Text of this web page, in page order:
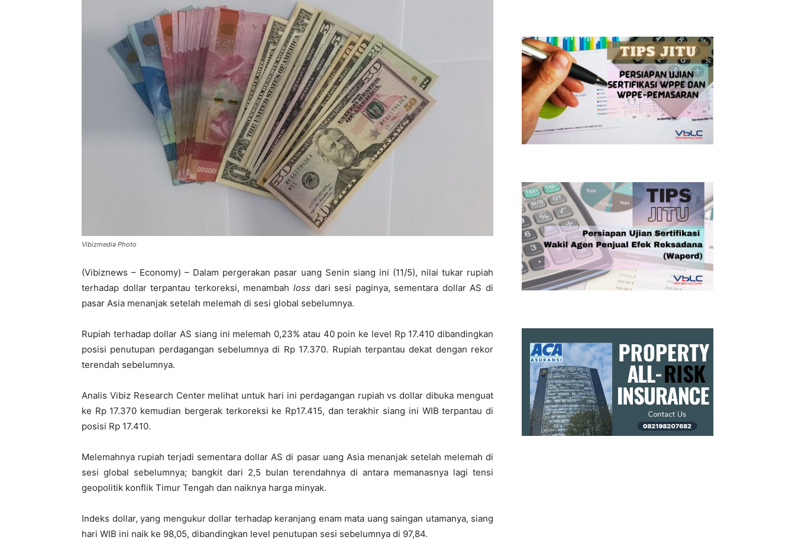
Vibizmedia Photo
(Vibiznews – Economy) – Dalam pergerakan pasar uang Senin siang ini (11/5), nilai tukar rupiah
terhadap dollar terpantau terkoreksi, menambah loss dari sesi paginya, sementara dollar AS di
pasar Asia menanjak setelah melemah di sesi global sebelumnya.
Rupiah terhadap dollar AS siang ini melemah 0,23% atau 40 poin ke level Rp 17.410 dibandingkan
posisi penutupan perdagangan sebelumnya di Rp 17.370. Rupiah terpantau dekat dengan rekor
terendah sebelumnya.
Analis Vibiz Research Center melihat untuk hari ini perdagangan rupiah vs dollar dibuka menguat
ke Rp 17.370 kemudian bergerak terkoreksi ke Rp17.415, dan terakhir siang ini WIB terpantau di
posisi Rp 17.410.
Melemahnya rupiah terjadi sementara dollar AS di pasar uang Asia menanjak setelah melemah di
sesi global sebelumnya; bangkit dari 2,5 bulan terendahnya di antara memanasnya lagi tensi
geopolitik konflik Timur Tengah dan naiknya harga minyak.
Indeks dollar, yang mengukur dollar terhadap keranjang enam mata uang saingan utamanya, siang
hari WIB ini naik ke 98,05, dibandingkan level penutupan sesi sebelumnya di 97,84.